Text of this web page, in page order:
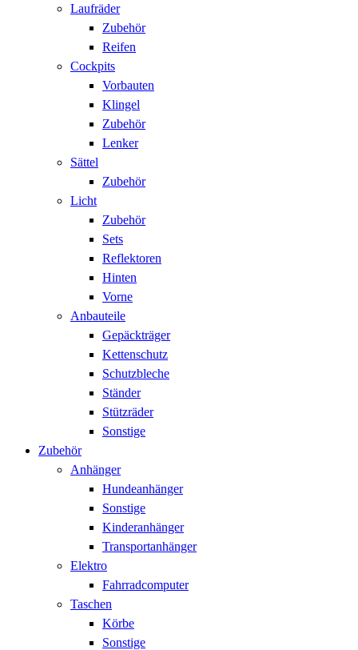
Laufräder
Zubehör
Reifen
Cockpits
Vorbauten
Klingel
Zubehör
Lenker
Sättel
Zubehör
Licht
Zubehör
Sets
Reflektoren
Hinten
Vorne
Anbauteile
Gepäckträger
Kettenschutz
Schutzbleche
Ständer
Stützräder
Sonstige
Zubehör
Anhänger
Hundeanhänger
Sonstige
Kinderanhänger
Transportanhänger
Elektro
Fahrradcomputer
Taschen
Körbe
Sonstige